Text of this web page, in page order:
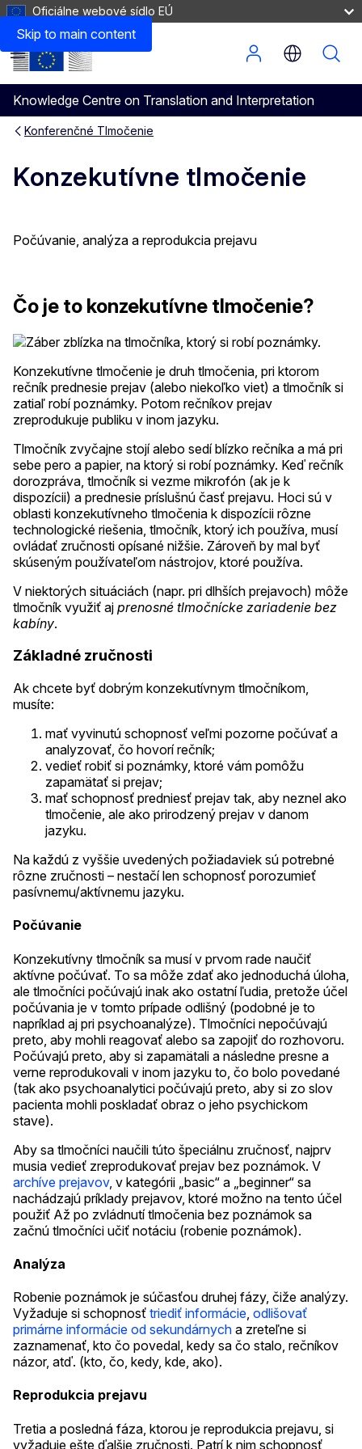
Skip to main content
Oficiálne webové sídlo EÚ
Knowledge Centre on Translation and Interpretation
Menu
Konferenčné Tlmočenie
Konzekutívne tlmočenie
Počúvanie, analýza a reprodukcia prejavu
Čo je to konzekutívne tlmočenie?
Konzekutívne tlmočenie je druh tlmočenia, pri ktorom
rečník prednesie prejav (alebo niekoľko viet) a tlmočník si
zatiaľ robí poznámky. Potom rečníkov prejav
zreprodukuje publiku v inom jazyku.
Tlmočník zvyčajne stojí alebo sedí blízko rečníka a má pri
sebe pero a papier, na ktorý si robí poznámky. Keď rečník
dorozpráva, tlmočník si vezme mikrofón (ak je k
dispozícii) a prednesie príslušnú časť prejavu. Hoci sú v
oblasti konzekutívneho tlmočenia k dispozícii rôzne
technologické riešenia, tlmočník, ktorý ich používa, musí
ovládať zručnosti opísané nižšie. Zároveň by mal byť
skúseným používateľom nástrojov, ktoré používa.
V niektorých situáciách (napr. pri dlhších prejavoch) môže
tlmočník využiť aj prenosné tlmočnícke zariadenie bez
kabíny.
Základné zručnosti
Ak chcete byť dobrým konzekutívnym tlmočníkom,
musíte:
mať vyvinutú schopnosť veľmi pozorne počúvať a
analyzovať, čo hovorí rečník;
vedieť robiť si poznámky, ktoré vám pomôžu
zapamätať si prejav;
mať schopnosť predniesť prejav tak, aby neznel ako
tlmočenie, ale ako prirodzený prejav v danom
jazyku.
Na každú z vyššie uvedených požiadaviek sú potrebné
rôzne zručnosti – nestačí len schopnosť porozumieť
pasívnemu/aktívnemu jazyku.
Počúvanie
Konzekutívny tlmočník sa musí v prvom rade naučiť
aktívne počúvať. To sa môže zdať ako jednoduchá úloha,
ale tlmočníci počúvajú inak ako ostatní ľudia, pretože účel
počúvania je v tomto prípade odlišný (podobné je to
napríklad aj pri psychoanalýze). Tlmočníci nepočúvajú
preto, aby mohli reagovať alebo sa zapojiť do rozhovoru.
Počúvajú preto, aby si zapamätali a následne presne a
verne reprodukovali v inom jazyku to, čo bolo povedané
(tak ako psychoanalytici počúvajú preto, aby si zo slov
pacienta mohli poskladať obraz o jeho psychickom
stave).
Aby sa tlmočníci naučili túto špeciálnu zručnosť, najprv
musia vedieť zreprodukovať prejav bez poznámok. V
archíve prejavov, v kategórii „basic“ a „beginner“ sa
nachádzajú príklady prejavov, ktoré možno na tento účel
použiť Až po zvládnutí tlmočenia bez poznámok sa
začnú tlmočníci učiť notáciu (robenie poznámok).
Analýza
Robenie poznámok je súčasťou druhej fázy, čiže analýzy.
Vyžaduje si schopnosť triediť informácie, odlišovať
primárne informácie od sekundárnych a zreteľne si
zaznamenať, kto čo povedal, kedy sa čo stalo, rečníkov
názor, atď. (kto, čo, kedy, kde, ako).
Reprodukcia prejavu
Tretia a posledná fáza, ktorou je reprodukcia prejavu, si
vyžaduje ešte ďalšie zručnosti. Patrí k nim schopnosť